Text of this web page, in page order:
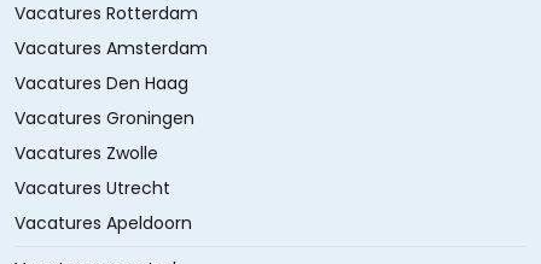
Vacatures Rotterdam
Vacatures Amsterdam
Vacatures Den Haag
Vacatures Groningen
Vacatures Zwolle
Vacatures Utrecht
Vacatures Apeldoorn